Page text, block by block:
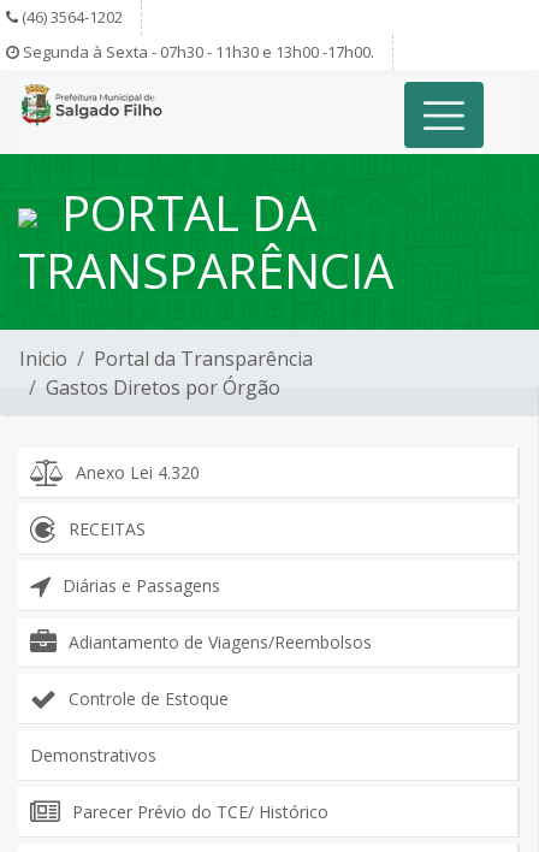
(46) 3564-1202
Segunda à Sexta - 07h30 - 11h30 e 13h00 -17h00.
PORTAL DA
TRANSPARÊNCIA
Inicio
Portal da Transparência
Gastos Diretos por Órgão
Anexo Lei 4.320
RECEITAS
Diárias e Passagens
Adiantamento de Viagens/Reembolsos
Controle de Estoque
Demonstrativos
Parecer Prévio do TCE/ Histórico